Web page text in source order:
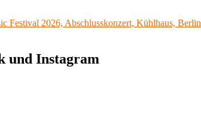
Festival 2026, Abschlusskonzert, Kühlhaus, Berlin
und Instagram